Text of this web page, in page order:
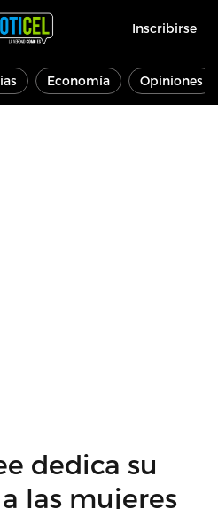
Inscribirse
Economía Opiniones
dedica su
las mujeres